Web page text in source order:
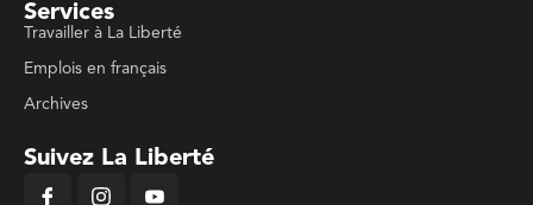
Services
Travailler à La Liberté
Emplois en français
Archives
Suivez La Liberté